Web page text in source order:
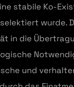
stabile Ko-
wurde.
in die
und